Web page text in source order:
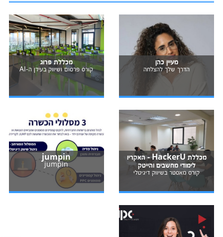
מעיין כהן
הדרך שלך להצלחה
מכללת פרוג
קורס פרסום ושיווק בעידן ה-AI
מכללת HackerU - האקריו
לימודי מחשבים והייטק
קורס מאסטר בשיווק דיגיטלי
jumpin
jumpin